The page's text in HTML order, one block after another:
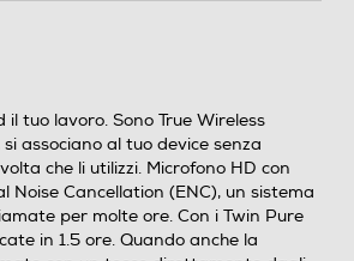
tuo lavoro. Sono True Wireless
associano al tuo device senza
che li utilizzi. Microfono HD con
Cancellation (ENC), un sistema
per molte ore. Con i Twin Pure
in 1.5 ore. Quando anche la